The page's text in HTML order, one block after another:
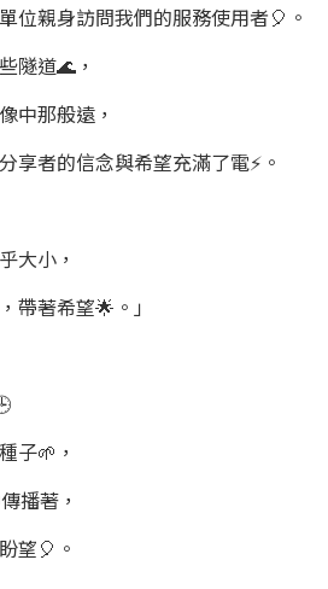
位親身訪問我們的服務使用者🎈。​
隧道🌊，​
中那般遠，​
享者的信念與希望充滿了電⚡️。​
大小，​
帶著希望🌟。」​
子🌱，​
播著，​
望🎈。​